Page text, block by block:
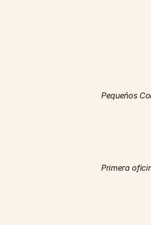
Pequeños
Primera